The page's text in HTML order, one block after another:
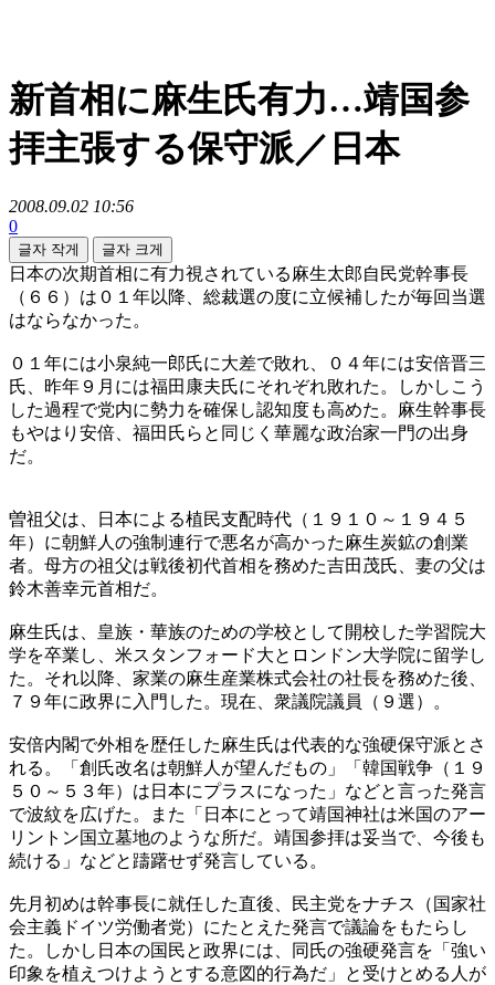
新首相に麻生氏有力…靖国参
拝主張する保守派／日本
2008.09.02 10:56
0
글자 작게 글자 크게
日本の次期首相に有力視されている麻生太郎自民党幹事長
（６６）は０１年以降、総裁選の度に立候補したが毎回当選
はならなかった。
０１年には小泉純一郎氏に大差で敗れ、０４年には安倍晋三
氏、昨年９月には福田康夫氏にそれぞれ敗れた。しかしこう
した過程で党内に勢力を確保し認知度も高めた。麻生幹事長
もやはり安倍、福田氏らと同じく華麗な政治家一門の出身
だ。
曽祖父は、日本による植民支配時代（１９１０～１９４５
年）に朝鮮人の強制連行で悪名が高かった麻生炭鉱の創業
者。母方の祖父は戦後初代首相を務めた吉田茂氏、妻の父は
鈴木善幸元首相だ。
麻生氏は、皇族・華族のための学校として開校した学習院大
学を卒業し、米スタンフォード大とロンドン大学院に留学し
た。それ以降、家業の麻生産業株式会社の社長を務めた後、
７９年に政界に入門した。現在、衆議院議員（９選）。
安倍内閣で外相を歴任した麻生氏は代表的な強硬保守派とさ
れる。「創氏改名は朝鮮人が望んだもの」「韓国戦争（１９
５０～５３年）は日本にプラスになった」などと言った発言
で波紋を広げた。また「日本にとって靖国神社は米国のアー
リントン国立墓地のような所だ。靖国参拝は妥当で、今後も
続ける」などと躊躇せず発言している。
先月初めは幹事長に就任した直後、民主党をナチス（国家社
会主義ドイツ労働者党）にたとえた発言で議論をもたらし
た。しかし日本の国民と政界には、同氏の強硬発言を「強い
印象を植えつけようとする意図的行為だ」と受けとめる人が